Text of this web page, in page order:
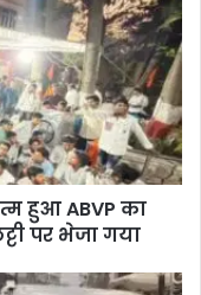
हुआ ABVP का
पर भेजा गया